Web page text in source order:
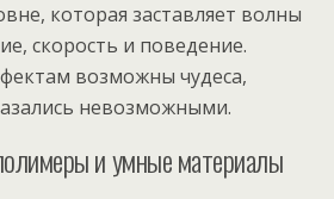
которая заставляет волны
скорость и поведение.
возможны чудеса,
невозможными.
и умные материалы